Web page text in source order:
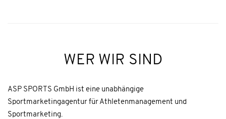
WER WIR SIND
ASP SPORTS GmbH ist eine unabhängige
Sportmarketingagentur für Athletenmanagement und
Sportmarketing.